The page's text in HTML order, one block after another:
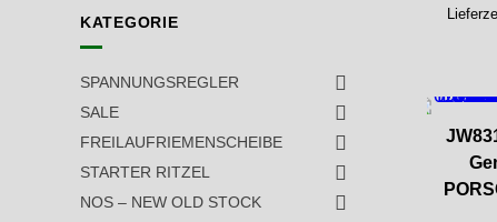
KATEGORIE
SPANNUNGSREGLER
SALE
FREILAUFRIEMENSCHEIBE
STARTER RITZEL
NOS – NEW OLD STOCK